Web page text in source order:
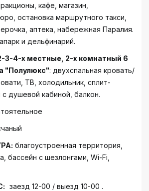
кафе, магазин,
остановка маршрутного такси,
аптека, набережная Паралия.
и дельфинарий.
3-4-х местные, 2-х комнатный 6
"Полулюкс": двухспальная кровать/
ТВ, холодильник, сплит-
с душевой кабиной, балкон.
благоустроенная территория,
бассейн с шезлонгами, Wi-Fi,
заезд 12-00 / выезд 10-00 .